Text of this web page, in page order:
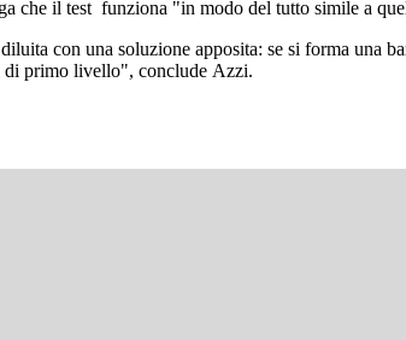
che il test funziona "in modo del tutto simile a
diluita con una soluzione apposita: se si forma una
di primo livello", conclude Azzi.